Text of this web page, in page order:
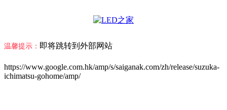
温馨提示： 即将跳转到外部网站
https://www.google.com.hk/amp/s/saiganak.com/zh/release/suzuka-
ichimatsu-gohome/amp/